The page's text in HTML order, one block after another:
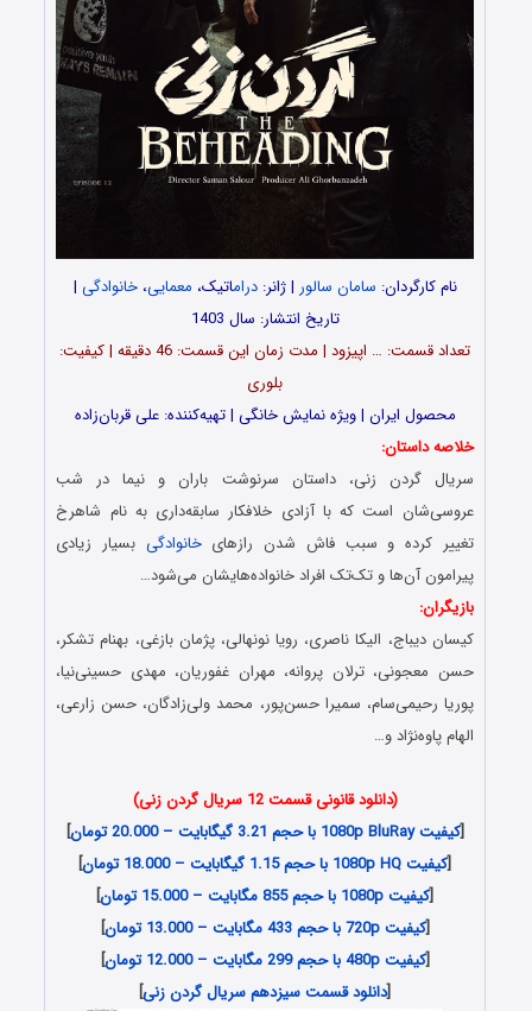
نام کارگردان: سامان سالور | ژانر:دراماتیک، معمایی،خانوادگی |
تاریخ انتشار: سال 1403
تعداد قسمت‌: … اپیزود | مدت زمان این قسمت: 46 دقیقه | کیفیت:
بلوری
محصول ایران | ویژه نمایش خانگی | تهیه‌کننده: علی قربان‌زاده
خلاصه داستان:
سریال گردن زنی، داستان سرنوشت باران و نیما در شب
عروسی‌شان است که با آزادی خلافکار سابقه‌داری به نام شاهرخ
تغییر کرده و سبب فاش شدن رازهایخانوادگی بسیار زیادی
پیرامون آن‌ها و تک‌تک افراد خانواده‌هایشان می‌شود…
بازیگران:
کیسان دیباج، الیکا ناصری، رویا نونهالی، پژمان بازغی، بهنام تشکر،
حسن معجونی، ترلان پروانه، مهران غفوریان، مهدی حسینی‌نیا،
پوریا رحیمی‌سام، سمیرا حسن‌پور، محمد ولی‌زادگان، حسن زارعی،
الهام پاوه‌نژاد و…
(دانلود قانونی قسمت 12 سریال گردن زنی)
[کیفیت 1080p BluRay با حجم 3.21 گیگابایت – 20.000 تومان
]
[کیفیت 1080p HQ با حجم 1.15 گیگابایت – 18.000 تومان
]
[کیفیت 1080p با حجم 855 مگابایت – 15.000 تومان
]
[کیفیت 720p با حجم 433 مگابایت – 13.000 تومان
]
[کیفیت 480p با حجم 299 مگابایت – 12.000 تومان
]
[دانلود قسمت سیزدهم سریال گردن زنی]